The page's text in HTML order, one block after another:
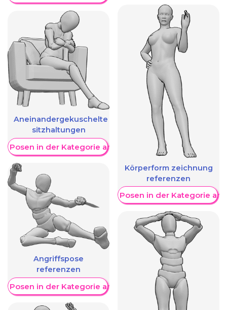
Aneinandergekuschelte
sitzhaltungen
Posen in der Kategorie anzeigen
Angriffspose
referenzen
Posen in der Kategorie anzeigen
Körperform zeichnung
referenzen
Weitere Posen in der Kategorie